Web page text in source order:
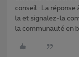
conseil : La réponse
la et signalez-la
la communauté en